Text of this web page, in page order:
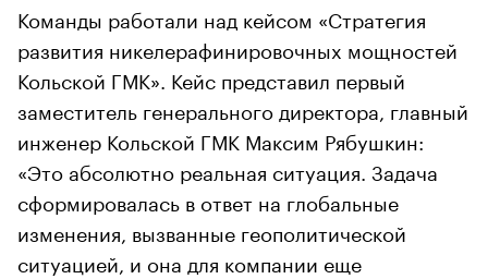
Команды работали над кейсом «Стратегия
развития никелерафинировочных мощностей
Кольской ГМК». Кейс представил первый
заместитель генерального директора, главный
инженер Кольской ГМК Максим Рябушкин:
«Это абсолютно реальная ситуация. Задача
сформировалась в ответ на глобальные
изменения, вызванные геополитической
ситуацией, и она для компании еще